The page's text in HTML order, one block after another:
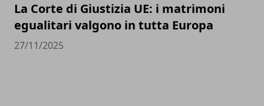
La Corte di Giustizia UE: i matrimoni
egualitari valgono in tutta Europa
27/11/2025